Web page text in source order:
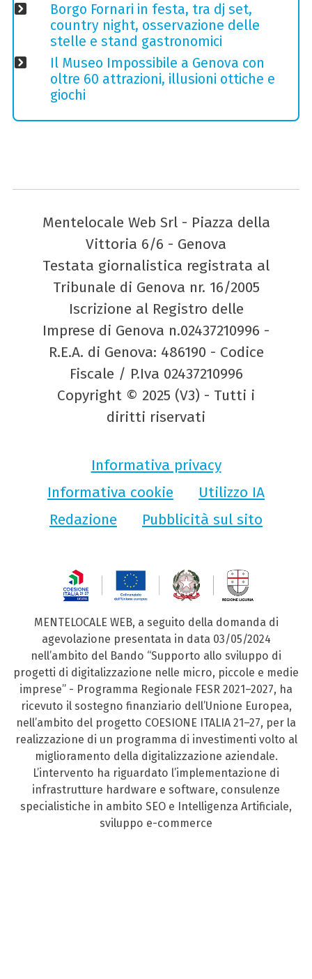
Borgo Fornari in festa, tra dj set,
country night, osservazione delle
stelle e stand gastronomici
Il Museo Impossibile a Genova con
oltre 60 attrazioni, illusioni ottiche e
giochi
Mentelocale Web Srl - Piazza della
Vittoria 6/6 - Genova
Testata giornalistica registrata al
Tribunale di Genova nr. 16/2005
Iscrizione al Registro delle
Imprese di Genova n.02437210996 -
R.E.A. di Genova: 486190 - Codice
Fiscale / P.Iva 02437210996
Copyright © 2025 (V3) - Tutti i
diritti riservati
Informativa privacy
Informativa cookie
Utilizzo IA
Redazione
Pubblicità sul sito
MENTELOCALE WEB, a seguito della domanda di
agevolazione presentata in data 03/05/2024
nell’ambito del Bando “Supporto allo sviluppo di
progetti di digitalizzazione nelle micro, piccole e medie
imprese” - Programma Regionale FESR 2021–2027, ha
ricevuto il sostegno finanziario dell’Unione Europea,
nell’ambito del progetto COESIONE ITALIA 21–27, per la
realizzazione di un programma di investimenti volto al
miglioramento della digitalizzazione aziendale.
L’intervento ha riguardato l’implementazione di
infrastrutture hardware e software, consulenze
specialistiche in ambito SEO e Intelligenza Artificiale,
sviluppo e-commerce